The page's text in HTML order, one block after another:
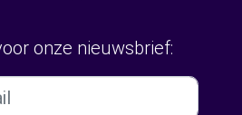
onze nieuwsbrief: